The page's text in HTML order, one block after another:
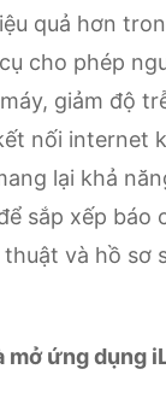
quả hơn
cho phép
giảm độ
nối internet
lại khả
sắp xếp báo
thuật và hồ sơ
mở ứng dụng